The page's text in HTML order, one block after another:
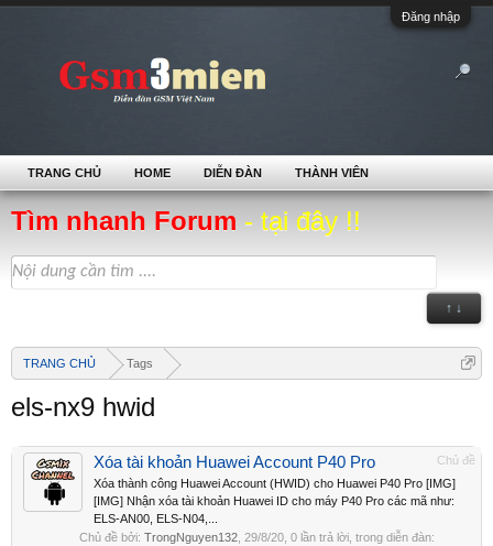
Đăng nhập
Tìm nhanh Forum - tại đây !!
↑ ↓
TRANG CHỦ Tags
els-nx9 hwid
Chủ đề
Xóa tài khoản Huawei Account P40 Pro
Xóa thành công Huawei Account (HWID) cho Huawei P40 Pro [IMG]
[IMG] Nhận xóa tài khoản Huawei ID cho máy P40 Pro các mã như:
ELS-AN00, ELS-N04,...
Chủ đề bởi: TrongNguyen132 29/8/20 , 0 lần trả lời, trong diễn đàn:
TRANG CHỦ HOME DIỄN ĐÀN THÀNH VIÊN